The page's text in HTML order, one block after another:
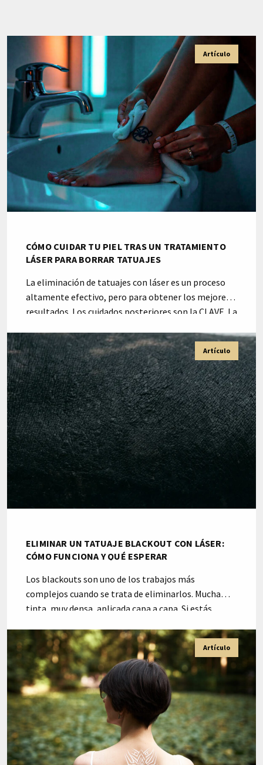
Artículo
CÓMO CUIDAR TU PIEL TRAS UN TRATAMIENTO
LÁSER PARA BORRAR TATUAJES
La eliminación de tatuajes con láser es un proceso
altamente efectivo, pero para obtener los mejores
resultados. Los cuidados posteriores son la CLAVE. La
efectos secundarios y optimizar la eliminación de la
tinta. En esta guía, te contamos cómo cuidar tu piel
después de cada sesión. Las primeras 24 […]
Artículo
ELIMINAR UN TATUAJE BLACKOUT CON LÁSER:
CÓMO FUNCIONA Y QUÉ ESPERAR
Los blackouts son uno de los trabajos más
complejos cuando se trata de eliminarlos. Mucha
tinta, muy densa, aplicada capa a capa. Si estás
hacer un cover-up, aquí tienes la información que
necesitas. ¿Qué es exactamente un tatuaje blackout?
Un blackout es un estilo de tatuaje en el […]
Artículo